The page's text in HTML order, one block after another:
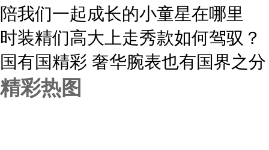
陪我们一起成长的小童星在哪里
时装精们高大上走秀款如何驾驭？
国有国精彩 奢华腕表也有国界之分
精彩热图